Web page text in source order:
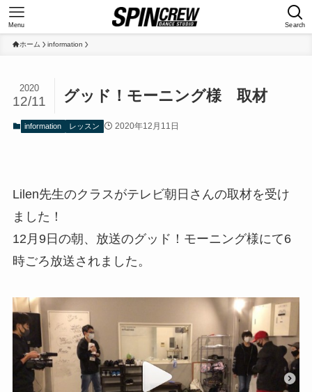
Search
Menu
ホーム information
グッド！モーニング様 取材
2020
12/11
information レッスン 2020年12月11日
Lilen先生のクラスがテレビ朝日さんの取材を受け
ました！
12月9日の朝、放送のグッド！モーニング様にて6
時ごろ放送されました。